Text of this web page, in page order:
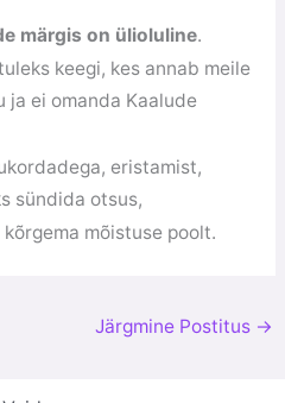
märgis on ülioluline.
keegi, kes annab meile
ja ei omanda Kaalude
eristamist,
sündida otsus,
mõistuse poolt.
Järgmine Postitus →